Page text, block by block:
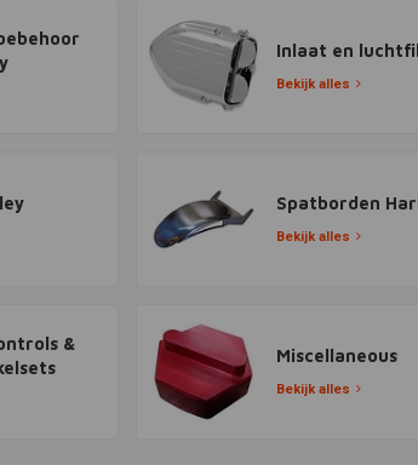
Inlaat en
Bekijk alles
Spatborden
Bekijk alles
&
Miscellaneous
Bekijk alles